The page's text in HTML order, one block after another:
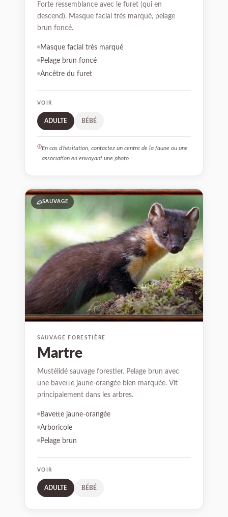
Forte ressemblance avec le furet (qui en
descend). Masque facial très marqué, pelage
brun foncé.
Masque facial très marqué
Pelage brun foncé
Ancêtre du furet
VOIR
ADULTE BÉBÉ
En cas d'hésitation, contactez un centre de la faune ou une
association en envoyant une photo.
05
SAUVAGE
SAUVAGE FORESTIÈRE
Martre
Mustélidé sauvage forestier. Pelage brun avec
une bavette jaune-orangée bien marquée. Vit
principalement dans les arbres.
Bavette jaune-orangée
Arboricole
Pelage brun
VOIR
ADULTE BÉBÉ